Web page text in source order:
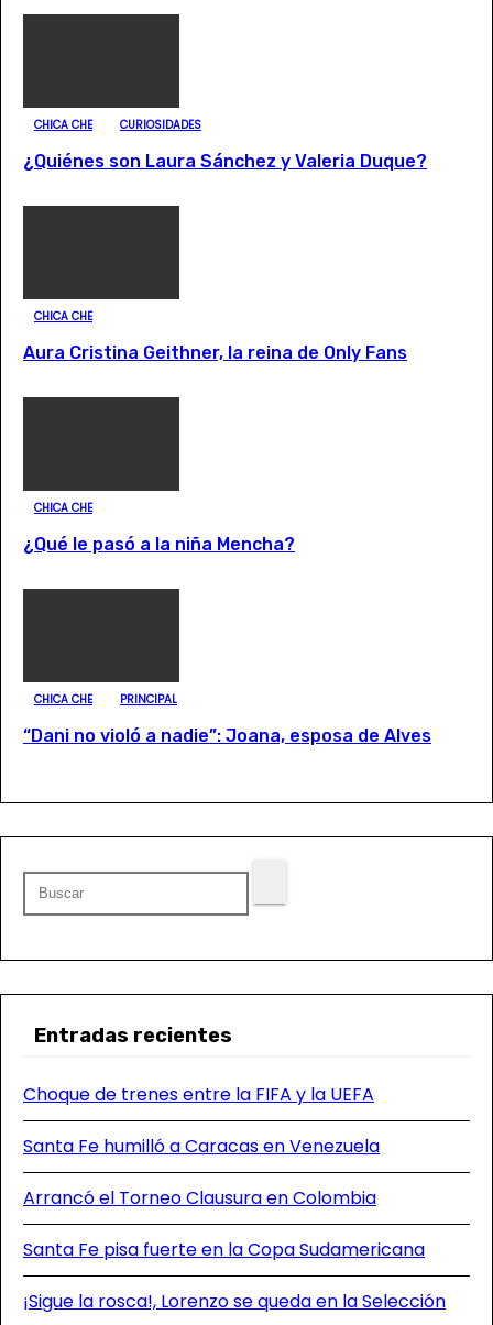
CHICA CHE CURIOSIDADES
¿Quiénes son Laura Sánchez y Valeria Duque?
CHICA CHE
Aura Cristina Geithner, la reina de Only Fans
CHICA CHE
¿Qué le pasó a la niña Mencha?
CHICA CHE PRINCIPAL
“Dani no violó a nadie”: Joana, esposa de Alves
Entradas recientes
Choque de trenes entre la FIFA y la UEFA
Santa Fe humilló a Caracas en Venezuela
Arrancó el Torneo Clausura en Colombia
Santa Fe pisa fuerte en la Copa Sudamericana
¡Sigue la rosca!, Lorenzo se queda en la Selección